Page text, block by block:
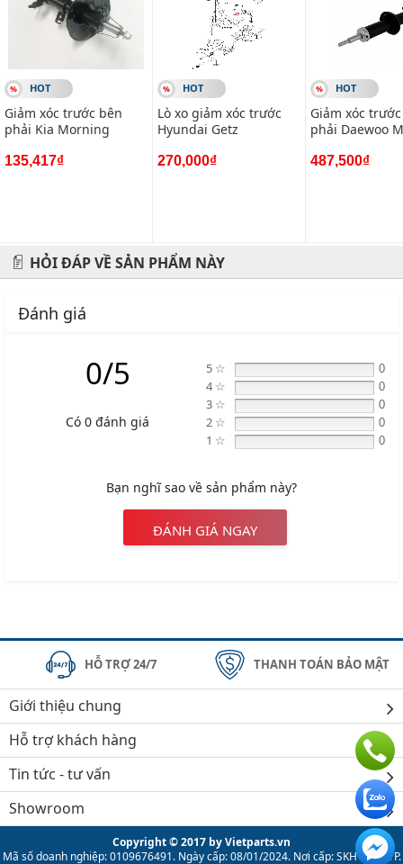
HOT
Giảm xóc trước bên
phải Kia Morning
135,417₫
HOT
Lò xo giảm xóc trước
Hyundai Getz
270,000₫
HOT
Giảm xóc
phải Daewoo
487,500₫
HỎI ĐÁP VỀ SẢN PHẨM NÀY
Đánh giá
0/5
Có 0 đánh giá
5 ☆ 0
4 ☆ 0
3 ☆ 0
2 ☆ 0
1 ☆ 0
Bạn nghĩ sao về sản phẩm này?
ĐÁNH GIÁ NGAY
HỖ TRỢ 24/7 THANH TOÁN BẢO MẬT
Giới thiệu chung
Hỗ trợ khách hàng
Tin tức - tư vấn
Showroom
Copyright © 2017 by Vietparts.vn
Mã số doanh nghiệp: 0109676491. Ngày cấp: 08/01/2024. Nơi cấp: SKH & ĐT TP.